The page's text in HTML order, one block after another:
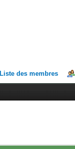
Liste des membres